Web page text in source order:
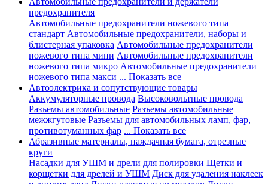
предохранителя
Автомобильные предохранители ножевого типа
стандарт Автомобильные предохранители, наборы и
блистерная упаковка Автомобильные предохранители
ножевого типа мини Автомобильные предохранители
ножевого типа микро Автомобильные предохранители
ножевого типа макси ... Показать все
Автоэлектрика и сопутствующие товары
Аккумуляторные провода Высоковольтные провода
Разъемы автомобильные Разъемы автомобильные
межжгутовые Разъемы для автомобильных ламп, фар,
противотуманных фар ... Показать все
Абразивные материалы, наждачная бумага, отрезные
круги
Насадки для УШМ и дрели для полировки Щетки и
корщетки для дрелей и УШМ Диск для удаления наклеек